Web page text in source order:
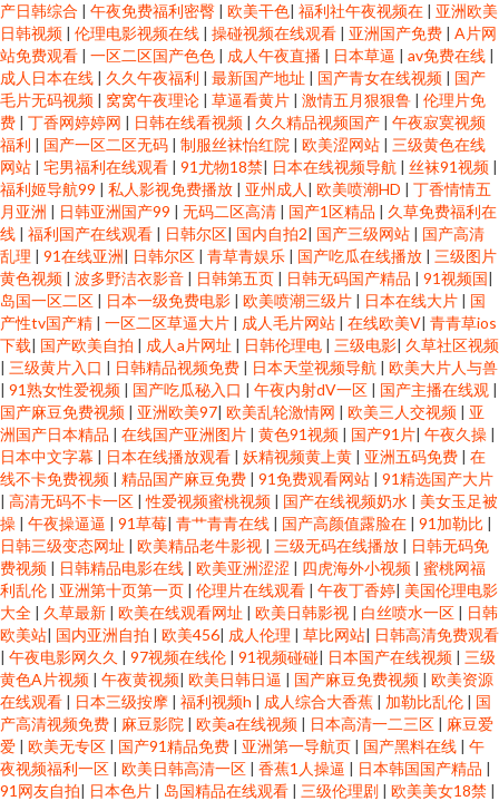
产日韩综合 | 午夜免费福利密臀 | 欧美干色| 福利社午夜视频在 | 亚洲欧美
日韩视频 | 伦理电影视频在线 | 操碰视频在线观看 | 亚洲国产免费 | A片网
站免费观看 | 一区二区国产色色 | 成人午夜直播 | 日本草逼 | av免费在线 |
成人日本在线 | 久久午夜福利 | 最新国产地址 | 国产青女在线视频 | 国产
毛片无码视频 | 窝窝午夜理论 | 草逼看黄片 | 激情五月狠狠鲁 | 伦理片免
费 | 丁香网婷婷网 | 日韩在线看视频 | 久久精品视频国产 | 午夜寂寞视频
福利 | 国产一区二区无码 | 制服丝袜怡红院 | 欧美涩网站 | 三级黄色在线
网站 | 宅男福利在线观看 | 91尤物18禁| 日本在线视频导航 | 丝袜91视频 |
福利姬导航99 | 私人影视免费播放 | 亚州成人 | 欧美喷潮HD | 丁香情情五
月亚洲 | 日韩亚洲国产99 | 无码二区高清 | 国产1区精品 | 久草免费福利在
线 | 福利国产在线观看 | 日韩尔区| 国内自拍2| 国产三级网站 | 国产高清
乱理 | 91在线亚洲| 日韩尔区 | 青草青娱乐 | 国产吃瓜在线播放 | 三级图片
黄色视频 | 波多野洁衣影音 | 日韩第五页 | 日韩无码国产精品 | 91视频国|
岛国一区二区 | 日本一级免费电影 | 欧美喷潮三级片 | 日本在线大片 | 国
产性tv国产精 | 一区二区草逼大片 | 成人毛片网站 | 在线欧美V| 青青草ios
下载| 国产欧美自拍 | 成人a片网址 | 日韩伦理电 | 三级电影| 久草社区视频
| 三级黄片入口 | 日韩精品视频免费 | 日本天堂视频导航 | 欧美大片人与兽
| 91熟女性爱视频 | 国产吃瓜秘入口 | 午夜内射dV一区 | 国产主播在线观 |
国产麻豆免费视频 | 亚洲欧美97| 欧美乱轮激情网 | 欧美三人交视频 | 亚
洲国产日本精品 | 在线国产亚洲图片 | 黄色91视频 | 国产91片| 午夜久操 |
日本中文字幕 | 日本在线播放观看 | 妖精视频黄上黄 | 亚洲五码免费 | 在
线不卡免费视频 | 精品国产麻豆免费 | 91免费观看网站 | 91精选国产大片
| 高清无码不卡一区 |性爱视频蜜桃视频 | 国产在线视频奶水 | 美女玉足被
操 | 午夜操逼逼 | 91草莓| 青艹青青在线 | 国产高颜值露脸在 | 91加勒比 |
日韩三级变态网址 | 欧美精品老牛影视 | 三级无码在线播放 | 日韩无码免
费视频 | 日韩精品电影在线 | 欧美亚洲涩涩 | 四虎海外小视频 | 蜜桃网福
利乱伦 | 亚洲第十页第一页 | 伦理片在线观看 | 午夜丁香婷| 美国伦理电影
大全 | 久草最新 | 欧美在线观看网址 | 欧美日韩影视 | 白丝喷水一区 | 日韩
欧美站| 国内亚洲自拍 | 欧美456| 成人伦理 | 草比网站| 日韩高清免费观看
| 午夜电影网久久 | 97视频在线伦 | 91视频碰碰| 日本国产在线视频 | 三级
黄色A片视频 | 午夜黄视频| 欧美日韩日逼 | 国产麻豆免费视频 | 欧美资源
在线观看 | 日本三级按摩 | 福利视频h | 成人综合大香蕉 | 加勒比乱伦 | 国
产高清视频免费 | 麻豆影院 | 欧美a在线视频 | 日本高清一二三区 | 麻豆爱
爱 | 欧美无专区 | 国产91精品免费 | 亚洲第一导航页 | 国产黑料在线 | 午
夜视频福利一区 | 欧美日韩高清一区 | 香蕉1人操逼 | 日本韩国国产精品 |
91网友自拍| 日本色片 | 岛国精品在线观看 | 三级伦理剧 | 欧美美女18禁 |